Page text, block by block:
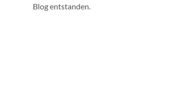
Blog entstanden.